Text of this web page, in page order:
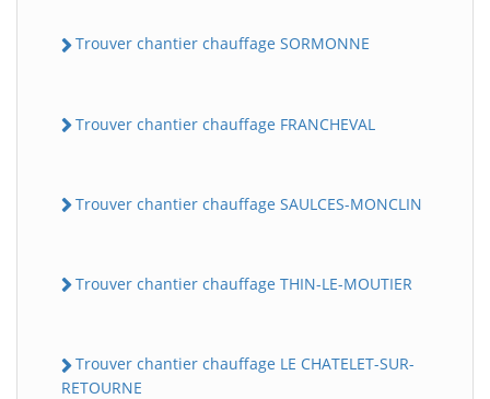
Trouver chantier chauffage SORMONNE
Trouver chantier chauffage FRANCHEVAL
Trouver chantier chauffage SAULCES-MONCLIN
Trouver chantier chauffage THIN-LE-MOUTIER
Trouver chantier chauffage LE CHATELET-SUR-
RETOURNE